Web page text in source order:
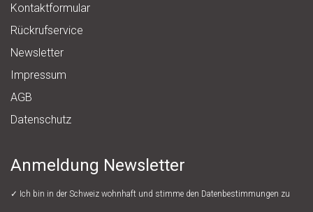
Kontaktformular
Rückrufservice
Newsletter
Impressum
AGB
Datenschutz
Anmeldung Newsletter
✓ Ich bin in der Schweiz wohnhaft und stimme den Datenbestimmungen zu